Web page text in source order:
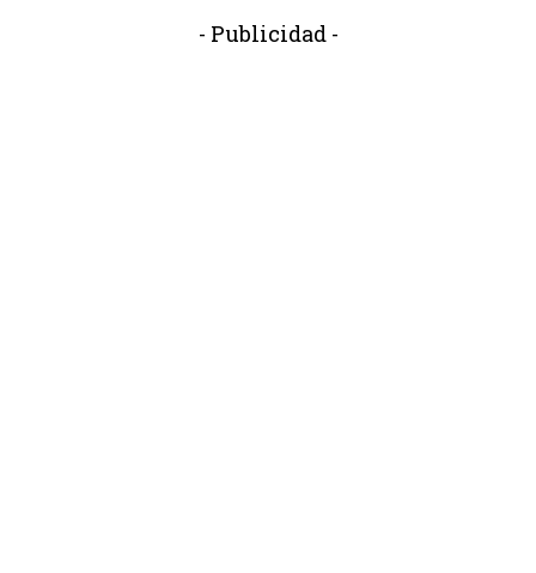
- Publicidad -